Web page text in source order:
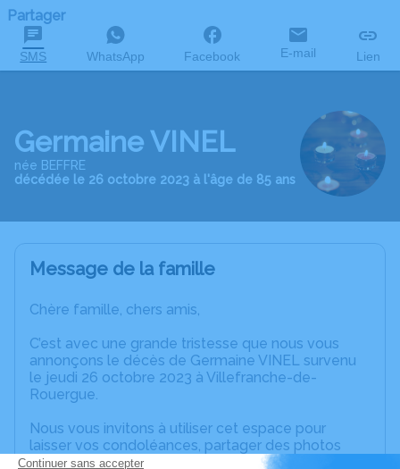
Partager
SMS WhatsApp Facebook E-mail Lien
Germaine VINEL
née BEFFRE
décédée le 26 octobre 2023 à l'âge de 85 ans
Message de la famille
Chère famille, chers amis,
C’est avec une grande tristesse que nous vous
annonçons le décès de Germaine VINEL survenu
le jeudi 26 octobre 2023 à Villefranche-de-
Rouergue.
Nous vous invitons à utiliser cet espace pour
laisser vos condoléances, partager des photos
souvenirs, une anecdote ou exprimer vos pensées